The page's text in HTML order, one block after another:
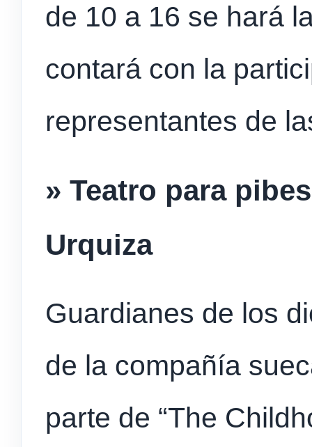
de 10 a 16 se hará
contará con la
representantes de
» Teatro para
Urquiza
Guardianes de los
de la compañía
parte de “The